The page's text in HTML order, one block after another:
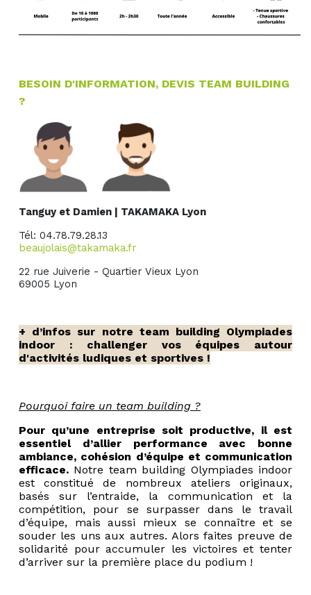
BESOIN D'INFORMATION, DEVIS TEAM BUILDING
?
Tanguy et Damien | TAKAMAKA Lyon
Tél: 04.78.79.28.13
beaujolais@takamaka.fr
22 rue Juiverie - Quartier Vieux Lyon
69005 Lyon
+ d’infos sur notre team building Olympiades
indoor : challenger vos équipes autour
d'activités ludiques et sportives !
Pourquoi faire un team building ?
Pour qu’une entreprise soit productive, il est
essentiel d’allier performance avec bonne
ambiance, cohésion d’équipe et communication
efficace. Notre team building Olympiades indoor
est constitué de nombreux ateliers originaux,
basés sur l’entraide, la communication et la
compétition, pour se surpasser dans le travail
d’équipe, mais aussi mieux se connaître et se
souder les uns aux autres. Alors faites preuve de
solidarité pour accumuler les victoires et tenter
d’arriver sur la première place du podium !